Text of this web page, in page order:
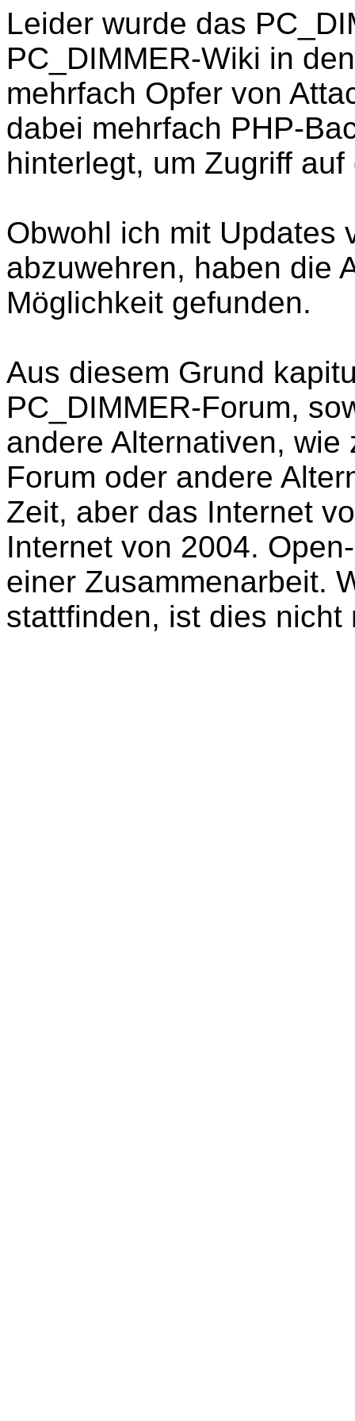
Leider wurde das
PC_DIMMER-Wiki in
mehrfach Opfer von
dabei mehrfach PHP-
hinterlegt, um Zugriff
Obwohl ich mit Updates
abzuwehren, haben die
Möglichkeit gefunden.
Aus diesem Grund
PC_DIMMER-Forum,
andere Alternativen,
Forum oder andere
Zeit, aber das Internet
Internet von 2004.
einer Zusammenarbeit.
stattfinden, ist dies nicht